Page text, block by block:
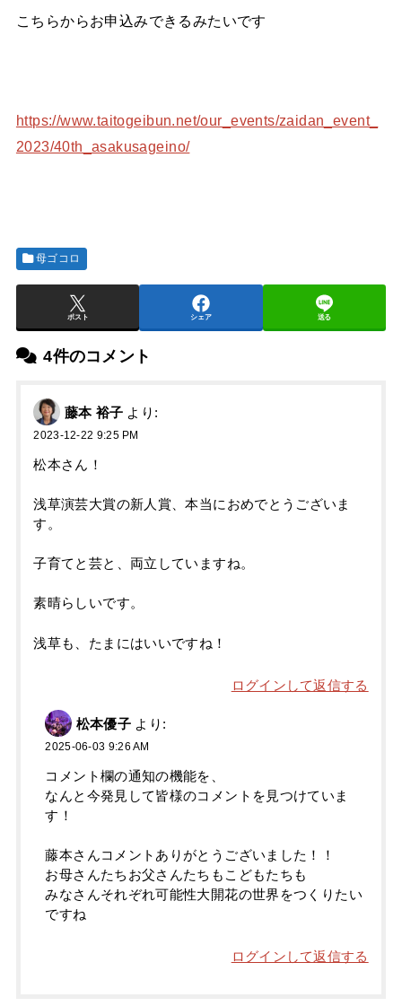
こちらからお申込みできるみたいです
https://www.taitogeibun.net/our_events/zaidan_event_
2023/40th_asakusageino/
母ゴコロ
ポスト シェア 送る
4件のコメント
藤本 裕子 より:
2023-12-22 9:25 PM
松本さん！
浅草演芸大賞の新人賞、本当におめでとうございま
す。
子育てと芸と、両立していますね。
素晴らしいです。
浅草も、たまにはいいですね！
ログインして返信する
松本優子 より:
2025-06-03 9:26 AM
コメント欄の通知の機能を、
なんと今発見して皆様のコメントを見つけていま
す！
藤本さんコメントありがとうございました！！
お母さんたちお父さんたちもこどもたちも
みなさんそれぞれ可能性大開花の世界をつくりたい
ですね
ログインして返信する